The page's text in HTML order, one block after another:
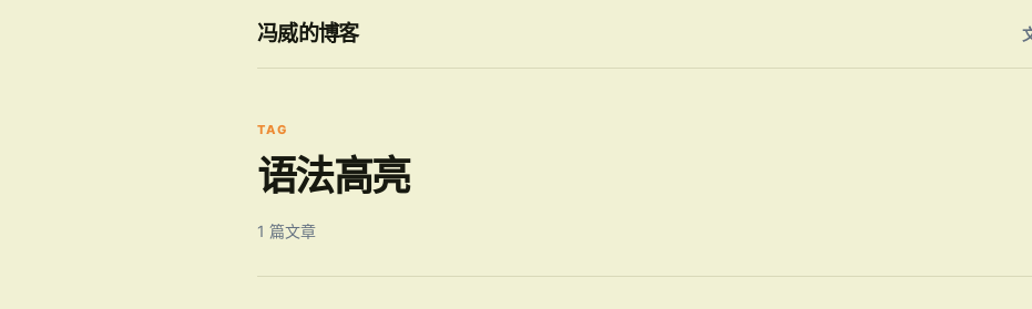
冯威的博客
TAG
语法高亮
1 篇文章